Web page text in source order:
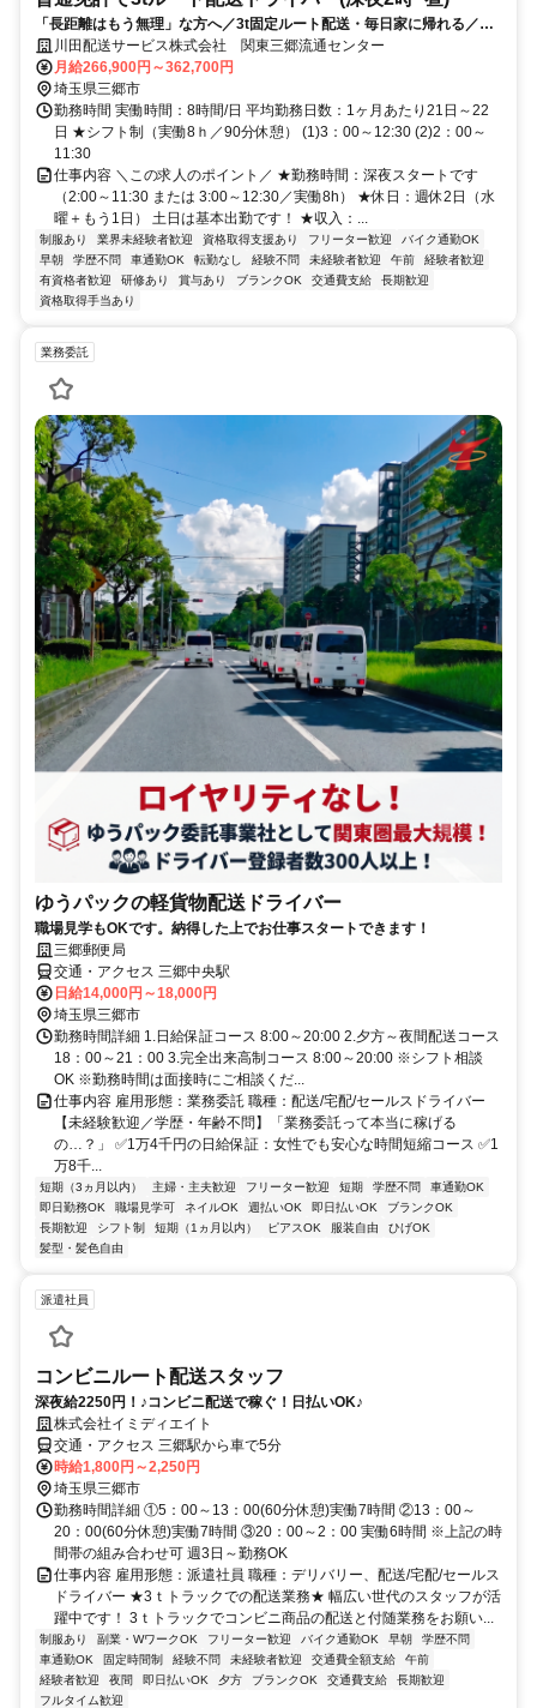
「長距離はもう無理」な方へ／3t固定ルート配送・毎日家に帰れる／年
収450万円以上・残業0～3h
川田配送サービス株式会社 関東三郷流通センター
月給266,900円～362,700円
埼玉県三郷市
勤務時間 実働時間：8時間/日 平均勤務日数：1ヶ月あたり21日～22
日 ★シフト制（実働8ｈ／90分休憩） (1)3：00～12:30 (2)2：00～
11:30
仕事内容 ＼この求人のポイント／ ★勤務時間：深夜スタートです
（2:00～11:30 または 3:00～12:30／実働8h） ★休日：週休2日（水
曜＋もう1日） 土日は基本出勤です！ ★収入：...
制服あり 業界未経験者歓迎 資格取得支援あり フリーター歓迎
バイク通勤OK
早朝
学歴不問 車通勤OK 転勤なし 経験不問 未経験者歓迎 午前
経験者歓迎
有資格者歓迎
研修あり 賞与あり ブランクOK 交通費支給
長期歓迎
資格取得手当あり
業務委託
ゆうパックの軽貨物配送ドライバー
職場見学もOKです。納得した上でお仕事スタートできます！
三郷郵便局
交通・アクセス 三郷中央駅
日給14,000円～18,000円
埼玉県三郷市
勤務時間詳細 1.日給保証コース 8:00～20:00 2.夕方～夜間配送コース
18：00～21：00 3.完全出来高制コース 8:00～20:00 ※シフト相談
OK ※勤務時間は面接時にご相談くだ...
仕事内容 雇用形態：業務委託 職種：配送/宅配/セールスドライバー
【未経験歓迎／学歴・年齢不問】「業務委託って本当に稼げる
の…？」 ✅1万4千円の日給保証：女性でも安心な時間短縮コース ✅1
万8千...
短期（3ヵ月以内） 主婦・主夫歓迎 フリーター歓迎 短期 学歴不問
車通勤OK
即日勤務OK
職場見学可 ネイルOK 週払いOK 即日払いOK
ブランクOK
長期歓迎
シフト制 短期（1ヵ月以内） ピアスOK 服装自由
ひげOK
髪型・髪色自由
派遣社員
コンビニルート配送スタッフ
深夜給2250円！♪コンビニ配送で稼ぐ！日払いOK♪
株式会社イミディエイト
交通・アクセス 三郷駅から車で5分
時給1,800円～2,250円
埼玉県三郷市
勤務時間詳細 ①5：00～13：00(60分休憩)実働7時間 ②13：00～
20：00(60分休憩)実働7時間 ③20：00～2：00 実働6時間 ※上記の時
間帯の組み合わせ可 週3日～勤務OK
仕事内容 雇用形態：派遣社員 職種：デリバリー、配送/宅配/セールス
ドライバー ★3ｔトラックでの配送業務★ 幅広い世代のスタッフが活
躍中です！ 3ｔトラックでコンビニ商品の配送と付随業務をお願い...
制服あり 副業・WワークOK フリーター歓迎 バイク通勤OK 早朝
学歴不問
車通勤OK
固定時間制 経験不問 未経験者歓迎 交通費全額支給
午前
経験者歓迎
夜間 即日払いOK 夕方 ブランクOK 交通費支給
長期歓迎
フルタイム歓迎